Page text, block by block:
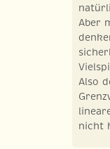
Aber
Also
nicht